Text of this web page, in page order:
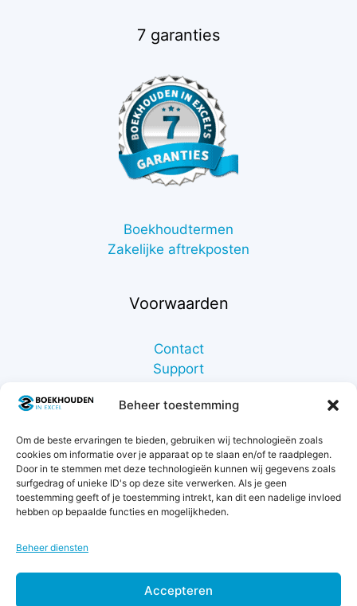
Beheer toestemming
Om de beste ervaringen te bieden, gebruiken wij technologieën zoals
cookies om informatie over je apparaat op te slaan en/of te raadplegen.
Door in te stemmen met deze technologieën kunnen wij gegevens zoals
surfgedrag of unieke ID's op deze site verwerken. Als je geen
toestemming geeft of je toestemming intrekt, kan dit een nadelige invloed
hebben op bepaalde functies en mogelijkheden.
Beheer diensten
Accepteren
7 garanties
Boekhoudtermen
Zakelijke aftrekposten
Voorwaarden
Contact
Support
Privacybeleid
Garantie & klachten
Algemene voorwaarden
Levertijd & verzendkosten
© 2011 - 2026 Boekhouden in Excel - KvK 42068129 -